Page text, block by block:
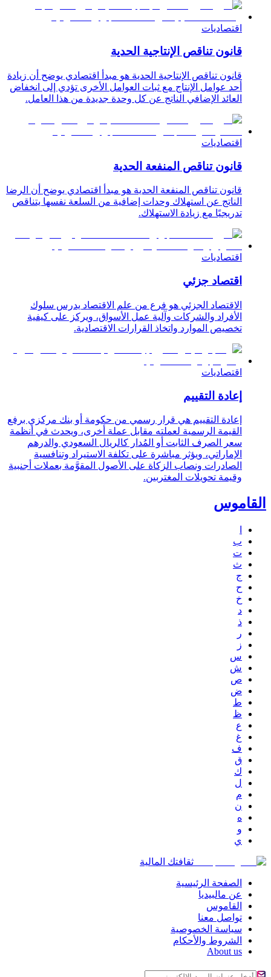
اقتصاديات
قانون تناقص الإنتاجية الحدية
قانون تناقص الإنتاجية الحدية هو مبدأ اقتصادي يوضح أن زيادة
أحد عوامل الإنتاج مع ثبات العوامل الأخرى تؤدي إلى انخفاض
العائد الإضافي الناتج عن كل وحدة جديدة من هذا العامل.
اقتصاديات
قانون تناقص المنفعة الحدية
قانون تناقص المنفعة الحدية هو مبدأ اقتصادي يوضح أن الرضا
الناتج عن استهلاك وحدات إضافية من السلعة نفسها يتناقص
تدريجيًا مع زيادة الاستهلاك.
اقتصاديات
اقتصاد جزئي
الاقتصاد الجزئي هو فرع من علم الاقتصاد يدرس سلوك
الأفراد والشركات وآلية عمل الأسواق، ويركز على كيفية
تخصيص الموارد واتخاذ القرارات الاقتصادية.
اقتصاديات
إعادة التقييم
إعادة التقييم هي قرار رسمي من حكومة أو بنك مركزي برفع
القيمة الرسمية لعملته مقابل عملة أخرى، ويحدث في أنظمة
سعر الصرف الثابت أو المُدار كالريال السعودي والدرهم
الإماراتي، ويؤثر مباشرة على تكلفة الاستيراد وتنافسية
الصادرات ونصاب الزكاة على الأصول المقوَّمة بعملات أجنبية
وقيمة تحويلات المغتربين.
القاموس
ب
ت
ث
ج
ح
خ
د
ذ
ر
ز
س
ش
ص
ض
ط
ظ
ع
غ
ف
ق
ك
ل
م
ن
ه
و
ي
ثقافتك المالية
الصفحة الرئيسية
عن مالبيديا
القاموس
تواصل معنا
سياسة الخصوصية
الشروط والأحكام
About us